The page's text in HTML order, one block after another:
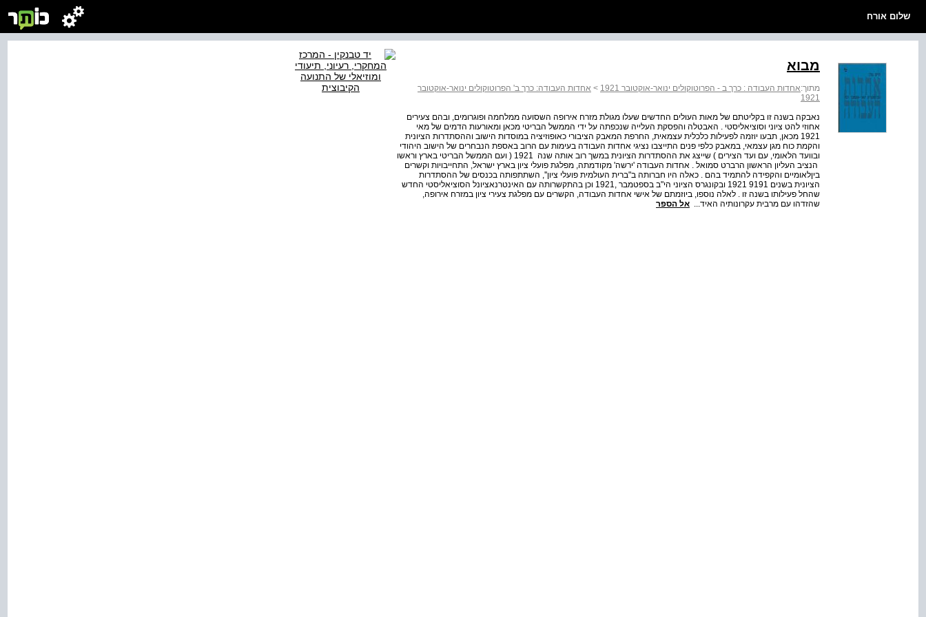
שלום אורח
מבוא
מתוך:אחדות העבודה : כרך ב - הפרוטוקולים ינואר-אוקטובר 1921 > אחדות העבודה: כרך ב' הפרוטוקולים ינואר-אוקטובר
1921
נאבקה בשנה זו בקליטתם של מאות העולים החדשים שעלו מגולת מזרח אירופה השסועה ממלחמה ופוגרומים, ובהם צעירים
אחוזי להט ציוני וסוציאליסטי . האבטלה והפסקת העלייה שנכפתה על ידי הממשל הבריטי מכאן ומאורעות הדמים של מאי
1921 מכאן, תבעו יוזמה לפעילות כלכלית עצמאית, החרפת המאבק הציבורי כאופוזיציה במוסדות הישוב וההסתדרות הציונית
והקמת כוח מגן עצמאי, במאבק כלפי פנים התייצבו נציגי אחדות העבודה בעימות עם הרוב באספת הנבחרים של הישוב היהודי
ובוועד הלאומי, עם ועד הצירים ) שייצג את ההסתדרות הציונית במשך רוב אותה שנה ­ 1921 ( ועם הממשל הבריטי בארץ וראשו
­ הנציב העליון הראשון הרברט סמואל . אחדות העבודה 'ירשה' מקודמתה, מפלגת פועלי ציון בארץ ישראל, התחייבויות וקשרים
בין­לאומיים והקפידה להתמיד בהם . כאלה היו חברותה ב"ברית העולמית פועלי ציון'', השתתפותה בכנסים של ההסתדרות
הציונית בשנים 9191­ 1921 ובקונגרס הציוני הי"ב בספטמבר ,1921 וכן בהתקשרותה עם האינטרנאציונל הסוציאליסטי החדש
שהחל פעילותו בשנה זו . לאלה נוספו, ביוזמתם של אישי אחדות העבודה, הקשרים עם מפלגת צעירי ציון במזרח אירופה,
שהזדהו עם מרבית עקרונותיה האיד... אל הספר